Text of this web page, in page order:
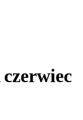
czerwiec